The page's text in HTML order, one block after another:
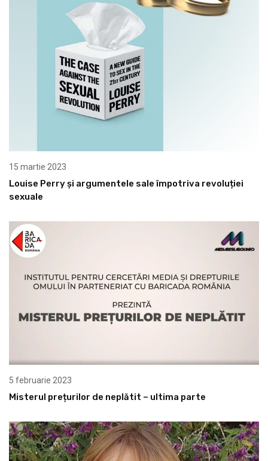
15 martie 2023
Louise Perry și argumentele sale împotriva revoluției
sexuale
5 februarie 2023
Misterul prețurilor de neplătit – ultima parte